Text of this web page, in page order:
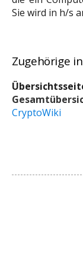
Sie wird in h/s
Zugehörige
CryptoWiki